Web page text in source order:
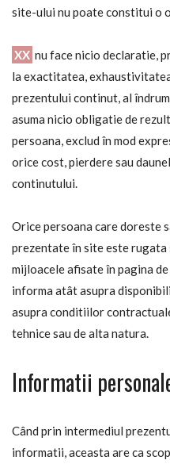
site-ului nu poate constitui o
XX nu face nicio declaratie,
la exactitatea,
prezentului continut, al
asuma nicio obligatie de
persoana, exclud în mod
orice cost, pierdere sau
continutului.
Orice persoana care doreste
prezentate în site este rugata
mijloacele afisate în pagina
informa atât asupra
asupra conditiilor
tehnice sau de alta natura.
Informatii
Când prin intermediul
informatii, aceasta are ca